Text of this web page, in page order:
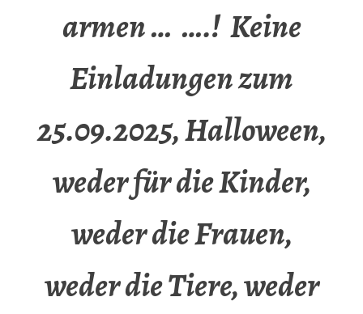
armen … ….! Keine
Einladungen zum
25.09.2025, Halloween,
weder für die Kinder,
weder die Frauen,
weder die Tiere, weder